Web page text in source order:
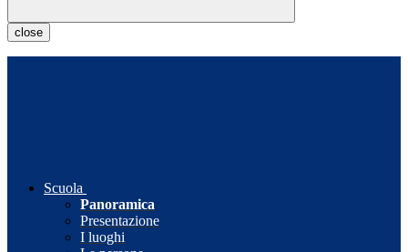
close
Scuola
Panoramica
Presentazione
I luoghi